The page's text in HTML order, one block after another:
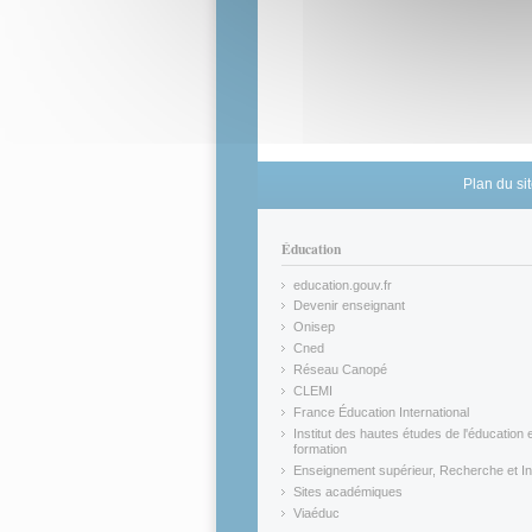
Plan du
Éducation
education.gouv.fr
(link is external)
Devenir enseignant
(link is external)
Onisep
(link is external)
Cned
(link is external)
Réseau Canopé
(link is external)
CLEMI
(link is external)
France Éducation International
(link is external)
Institut des hautes études de l'éducation
formation
(link is external)
Enseignement supérieur, Recherche et
(link is external)
Sites académiques
(link is external)
Viaéduc